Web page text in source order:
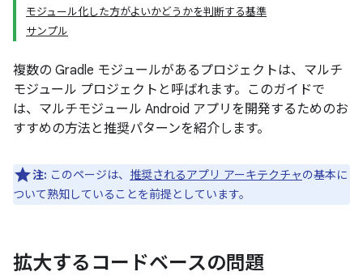
モジュール化した方がよいかどうかを判断する基準
サンプル
複数の Gradle モジュールがあるプロジェクトは、マルチ
モジュール プロジェクトと呼ばれます。このガイドで
は、マルチモジュール Android アプリを開発するためのお
すすめの方法と推奨パターンを紹介します。
注: このページは、 推奨されるアプリ アーキテクチャの基本に
ついて熟知していることを前提としています。
拡大するコードベースの問題